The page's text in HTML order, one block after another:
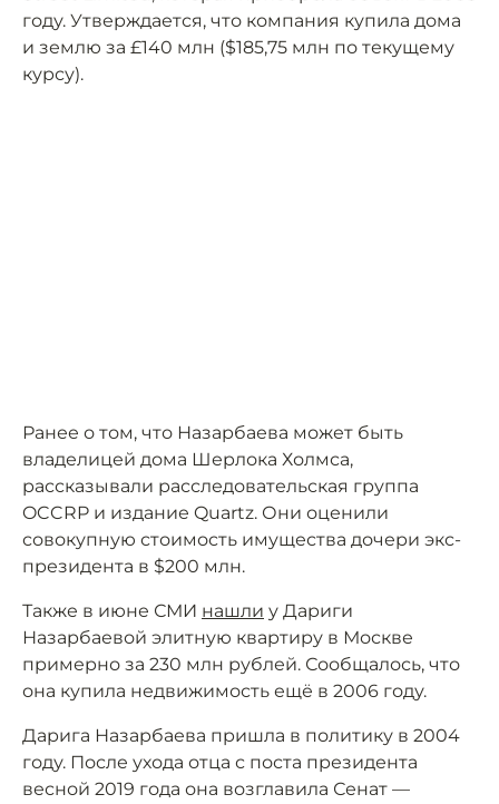
году. Утверждается, что компания купила дома
и землю за £140 млн ($185,75 млн по текущему
курсу).
Ранее о том, что Назарбаева может быть
владелицей дома Шерлока Холмса,
рассказывали расследовательская группа
OCCRP и издание Quartz. Они оценили
совокупную стоимость имущества дочери экс-
президента в $200 млн.
Также в июне СМИ нашли у Дариги
Назарбаевой элитную квартиру в Москве
примерно за 230 млн рублей. Сообщалось, что
она купила недвижимость ещё в 2006 году.
Дарига Назарбаева пришла в политику в 2004
году. После ухода отца с поста президента
весной 2019 года она возглавила Сенат —